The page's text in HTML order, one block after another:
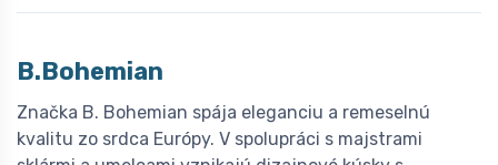
B.Bohemian
Značka B. Bohemian spája eleganciu a remeselnú
kvalitu zo srdca Európy. V spolupráci s majstrami